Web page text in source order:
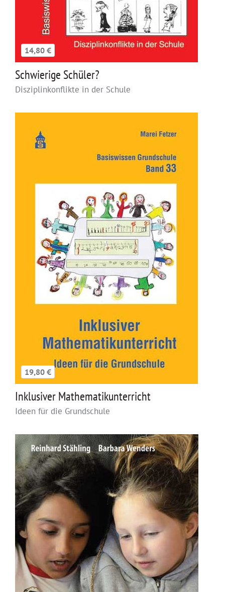
14,80 €
Schwierige Schüler?
Disziplinkonflikte in der Schule
19,80 €
Inklusiver Mathematikunterricht
Ideen für die Grundschule